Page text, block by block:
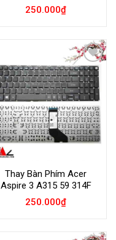
250.000₫
Add to
Wishlist
Thay Bàn Phím Acer
Aspire 3 A315 59 314F
250.000₫